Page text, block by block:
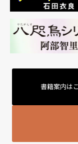
書籍案内は